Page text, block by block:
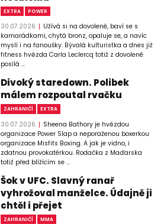
EXTRA POWER
30.07.2026
Užívá si na dovolené, baví se s
kamarádkami, chytá bronz, opaluje se, a navíc
myslí i na fanoušky. Bývalá kulturistka a dnes již
fitness hvězda Carla Leclercq totiž z dovolené
posílá ...
Divoký staredown. Polibek
málem rozpoutal rvačku
ZAHRANIČÍ EXTRA
30.07.2026
Sheena Bathory je hvězdou
organizace Power Slap a neporaženou boxerkou
organizace Misfits Boxing. A jak je vidno, i
zdatnou provokatérkou. Rodačka z Maďarska
totiž před blížícím se ...
Šok v UFC. Slavný ranař
vyhrožoval manželce. Údajně ji
chtěl i přejet
ZAHRANIČÍ MMA